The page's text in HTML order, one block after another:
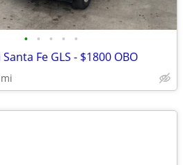
• • • • •
Fe GLS - $1800 OBO